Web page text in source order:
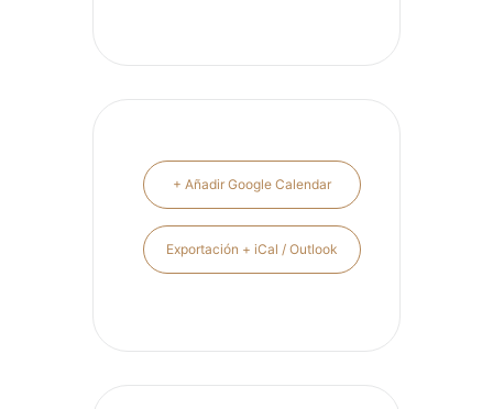
+ Añadir Google Calendar
Exportación + iCal / Outlook